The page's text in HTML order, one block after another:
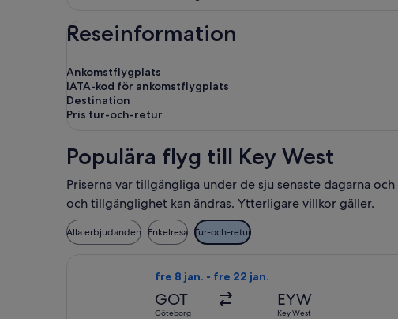
Reseinformation
Ankomstflygplats
IATA-kod för ankomstflygplats
Destination
Pris tur-och-retur
Populära flyg till Key West
Priserna var tillgängliga under de sju senaste dagarna
och tillgänglighet kan ändras. Ytterligare villkor gäller.
Alla erbjudanden Enkelresa Tur-och-retur
fre 8 jan. - fre 22 jan.
GOT
Göteborg
EYW
Key West